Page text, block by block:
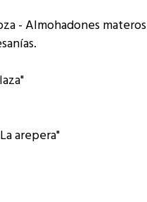
- Almohadones materos
arepera"